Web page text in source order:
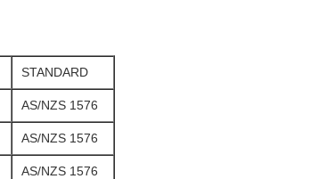
STANDARD
AS/NZS 1576
AS/NZS 1576
AS/NZS 1576